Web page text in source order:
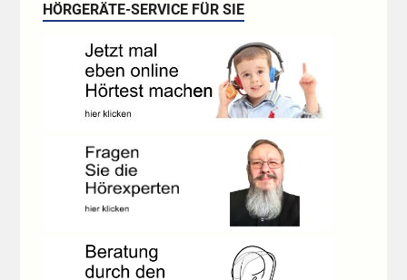
HÖRGERÄTE-SERVICE FÜR SIE